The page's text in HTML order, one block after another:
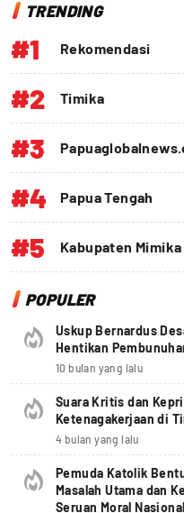
TRENDING
#1 Rekomendasi
#2 Timika
#3
#4 Papua Tengah
#5 Kabupaten Mimika
POPULER
Uskup Bernardus
Hentikan
10 bulan yang lalu
Suara Kritis dan
Ketenagakerjaan di
4 bulan yang lalu
Pemuda Katolik
Masalah Utama dan
Seruan Moral Nasional